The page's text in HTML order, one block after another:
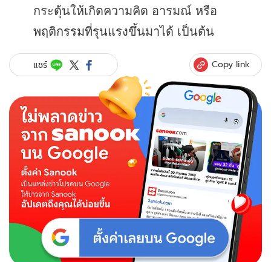
กระตุ้นให้เกิดความคิด อารมณ์ หรือ
พฤติกรรมที่รุนแรงขึ้นมาได้ เป็นต้น
แชร์ Copy link